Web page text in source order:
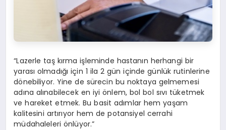
“Lazerle taş kırma işleminde hastanın herhangi bir
yarası olmadığı için 1 ila 2 gün içinde günlük rutinlerine
dönebiliyor. Yine de sürecin bu noktaya gelmemesi
adına alınabilecek en iyi önlem, bol bol sıvı tüketmek
ve hareket etmek. Bu basit adımlar hem yaşam
kalitesini artırıyor hem de potansiyel cerrahi
müdahaleleri önlüyor.”